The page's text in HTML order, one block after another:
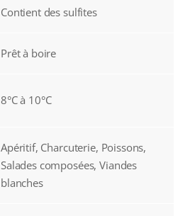
Contient des sulfites
Prêt à boire
8°C à 10°C
Apéritif, Charcuterie, Poissons,
Salades composées, Viandes
blanches